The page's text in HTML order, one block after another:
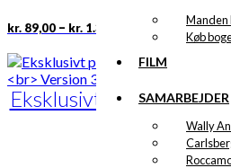
Manden
Køb
FILM
SAMARBEJDER
Wally
varesiden
kr. 89,00 – kr. 1.399,00
Prisinterval:
kr. 89,00
til
kr. 1.399,00
Dette
vare
har
varianter.
kan
vælges
Eksklusivt print:
Rådhus
Version 3